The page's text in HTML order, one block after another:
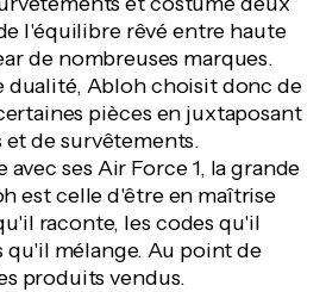
l'équilibre rêvé entre haute
de nombreuses marques.
dualité, Abloh choisit donc de
pièces en juxtaposant
et de survêtements.
ses Air Force 1, la grande
est celle d'être en maîtrise
raconte, les codes qu'il
qu'il mélange. Au point de
produits vendus.